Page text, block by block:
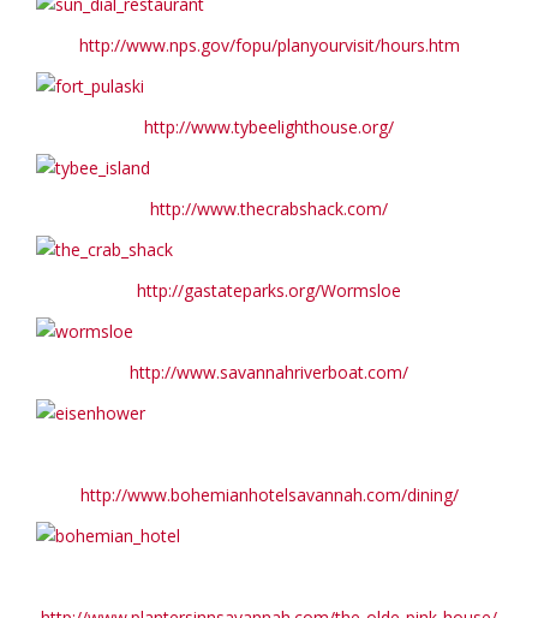
http://www.nps.gov/fopu/planyourvisit/hours.htm
http://www.tybeelighthouse.org/
http://www.thecrabshack.com/
http://gastateparks.org/Wormsloe
http://www.savannahriverboat.com/
http://www.bohemianhotelsavannah.com/dining/